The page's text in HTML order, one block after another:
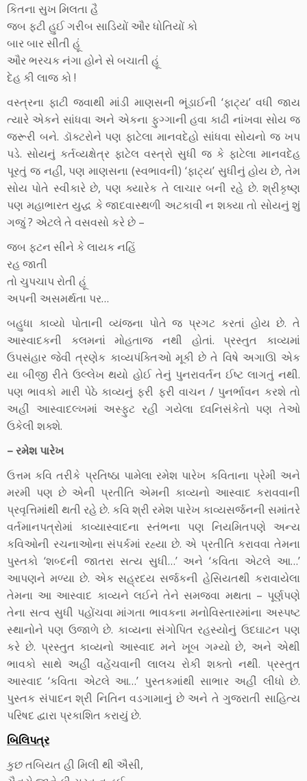
કિતના સુખ મિલતા હૈ
જબ ફટી હુઈ ગરીબ સાડિયોં ઔર ધોતિયોં કો
બાર બાર સીતી હૂં
ઔર ભરચક નંગા હોને સે બચાતી હૂં
દેહ કી લાજ કો !
વસ્ત્રના ફાટી જવાથી માંડી માણસની ભૂંડાઈની ‘ફાટ્ય’ વધી જાય
ત્યારે એકને સાંધવા અને એકના ફુગ્ગાની હવા કાઢી નાંખવા સોય જ
જરૂરી બને. ડૉક્ટરોને પણ ફાટેલા માનવદેહો સાંધવા સોયનો જ ખપ
પડે. સોયનું કર્તવ્યક્ષેત્ર ફાટેલ વસ્ત્રો સુધી જ કે ફાટેલા માનવદેહ
પૂરતું જ નહીં, પણ માણસના (સ્વભાવની) ‘ફાટ્ય’ સુધીનું હોય છે, તેમ
સોય પોતે સ્વીકારે છે, પણ ક્યારેક તે લાચાર બની રહે છે. શ્રીકૃષ્ણ
પણ મહાભારત યુદ્ધ કે જાદવાસ્થળી અટકાવી ન શક્યા તો સોયનું શું
ગજું ? એટલે તે વસવસો કરે છે –
જબ ફટન સીને કે લાયક નહિં
રહ જાતી
તો ચુપચાપ રોતી હૂં
અપની અસમર્થતા પર…
બહુધા કાવ્યો પોતાની વ્યંજના પોતે જ પ્રગટ કરતાં હોય છે. તે
આસ્વાદકની કલમનાં મોહતાજ નથી હોતાં. પ્રસ્તુત કાવ્યમાં
ઉપસંહાર જેવી ત્રણેક કાવ્યપંક્તિઓ મૂકી છે તે વિષે અગાઊ એક
યા બીજી રીતે ઉલ્લેખ થયો હોઈ તેનું પુનરાવર્તન ઈષ્ટ લાગતું નથી.
પણ ભાવકો મારી પેઠે કાવ્યનું ફરી ફરી વાચન / પુનર્ભાવન કરશે તો
અહીં આસ્વાદલ્ખમાં અસ્ફુટ રહી ગયેલા ધ્વનિસંકેતો પણ તેઓ
ઉકેલી શક્શે.
– રમેશ પારેખ
ઉત્તમ કવિ તરીકે પ્રતિષ્ઠા પામેલા રમેશ પારેખ કવિતાના પ્રેમી અને
મરમી પણ છે એની પ્રતીતિ એમની કાવ્યનો આસ્વાદ કરાવવાની
પ્રવૃત્તિમાંથી થતી રહે છે. કવિ શ્રી રમેશ પારેખ કાવ્યસર્જનની સમાંતરે
વર્તમાનપત્રોમાં કાવ્યાસ્વાદના સ્તંભના પણ નિયમિતપણે અન્ય
કવિઓની રચનાઓના સંપર્કમાં રહ્યા છે. એ પ્રતીતિ કરાવવા તેમના
પુસ્તકો ‘શબ્દની જાતરા સત્ય સુધી…’ અને ‘કવિતા એટલે આ…’
આપણને મળ્યા છે. એક સહ્રદય સર્જકની હેસિયતથી કરાવાયેલા
તેમના આ આસ્વાદ કાવ્યને લઈને તેને સમજવા મથતા – પૂર્ણપણે
તેના સત્વ સુધી પહોંચવા માંગતા ભાવકના મનોવિસ્તારમાંના અસ્પષ્ટ
સ્થાનોને પણ ઉજાળે છે. કાવ્યના સંગોપિત રહસ્યોનું ઉદઘાટન પણ
કરે છે. પ્રસ્તુત કાવ્યનો આસ્વાદ મને ખૂબ ગમ્યો છે, અને એથી
ભાવકો સાથે અહીં વહેંચવાની લાલચ રોકી શક્તો નથી. પ્રસ્તુત
આસ્વાદ ‘કવિતા એટલે આ…’ પુસ્તકમાંથી સાભાર અહીં લીધો છે.
પુસ્તક સંપાદન શ્રી નિતિન વડગામાનું છે અને તે ગુજરાતી સાહિત્ય
પરિષદ દ્વારા પ્રકાશિત કરાયું છે.
બિલિપત્ર
કુછ તબિયત હી મિલી થી ઐસી,